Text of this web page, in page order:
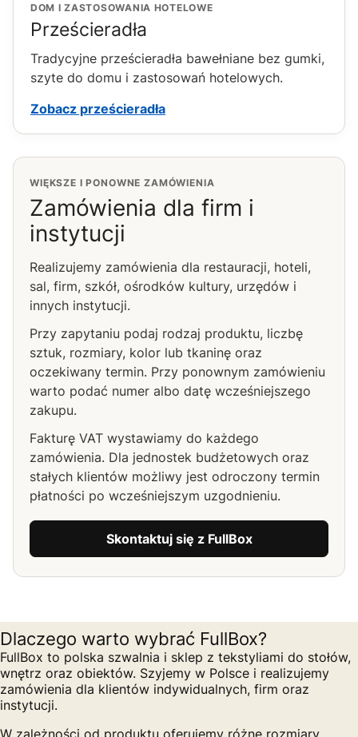
DOM I ZASTOSOWANIA HOTELOWE
Prześcieradła
Tradycyjne prześcieradła bawełniane bez gumki,
szyte do domu i zastosowań hotelowych.
Zobacz prześcieradła
WIĘKSZE I PONOWNE ZAMÓWIENIA
Zamówienia dla firm i
instytucji
Realizujemy zamówienia dla restauracji, hoteli,
sal, firm, szkół, ośrodków kultury, urzędów i
innych instytucji.
Przy zapytaniu podaj rodzaj produktu, liczbę
sztuk, rozmiary, kolor lub tkaninę oraz
oczekiwany termin. Przy ponownym zamówieniu
warto podać numer albo datę wcześniejszego
zakupu.
Fakturę VAT wystawiamy do każdego
zamówienia. Dla jednostek budżetowych oraz
stałych klientów możliwy jest odroczony termin
płatności po wcześniejszym uzgodnieniu.
Skontaktuj się z FullBox
Dlaczego warto wybrać FullBox?
FullBox to polska szwalnia i sklep z tekstyliami do stołów,
wnętrz oraz obiektów. Szyjemy w Polsce i realizujemy
zamówienia dla klientów indywidualnych, firm oraz
instytucji.
W zależności od produktu oferujemy różne rozmiary,